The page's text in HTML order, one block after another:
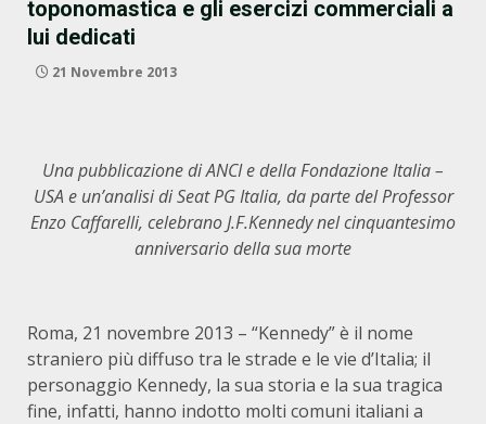
toponomastica e gli esercizi commerciali a
lui dedicati
21 Novembre 2013
Una pubblicazione di ANCI e della Fondazione Italia –
USA e un’analisi di Seat PG Italia, da parte del Professor
Enzo Caffarelli, celebrano J.F.Kennedy nel cinquantesimo
anniversario della sua morte
Roma, 21 novembre 2013 – “Kennedy” è il nome
straniero più diffuso tra le strade e le vie d’Italia; il
personaggio Kennedy, la sua storia e la sua tragica
fine, infatti, hanno indotto molti comuni italiani a